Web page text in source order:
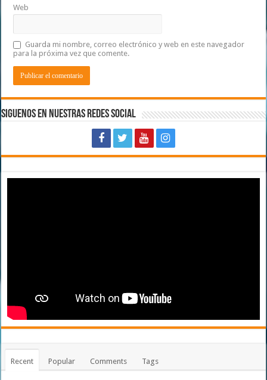
Web
Guarda mi nombre, correo electrónico y web en este navegador
para la próxima vez que comente.
Siguenos en Nuestras Redes Social
Recent Popular Comments Tags